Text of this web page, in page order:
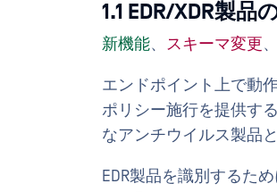
1.1 EDR/XDR製品
新機能、 スキーマ変更、
エンドポイント上で動
ポリシー施行を提供す
なアンチウイルス製品と
EDR製品を識別するた